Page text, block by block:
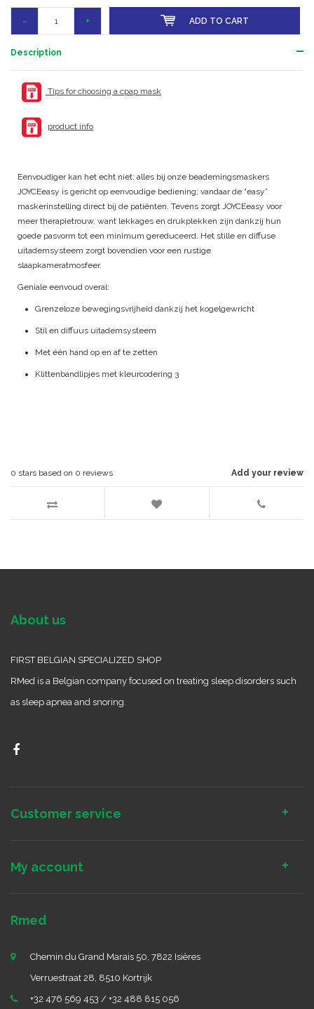
- + ADD TO CART
Description
Tips for choosing a cpap mask
product info
Eenvoudiger kan het echt niet: alles bij onze beademingsmaskers
JOYCEeasy is gericht op eenvoudige bediening; vandaar de “easy”
maskerinstelling direct bij de patiënten. Tevens zorgt JOYCEeasy voor
meer therapietrouw, want lekkages en drukplekken zijn dankzij hun
goede pasvorm tot een minimum gereduceerd. Het stille en diffuse
uitademsysteem zorgt bovendien voor een rustige
slaapkameratmosfeer.
Geniale eenvoud overal:
Grenzeloze bewegingsvrijheid dankzij het kogelgewricht
Stil en diffuus uitademsysteem
Met één hand op en af te zetten
Klittenbandlipjes met kleurcodering 3
Add your review
0 stars based on 0 reviews
About us
FIRST BELGIAN SPECIALIZED SHOP
RMed is a Belgian company focused on treating sleep disorders such
as sleep apnea and snoring.
Customer service
My account
Rmed
Chemin du Grand Marais 50, 7822 Isières
Verruestraat 28, 8510 Kortrijk
+32 476 569 453 / +32 488 815 056